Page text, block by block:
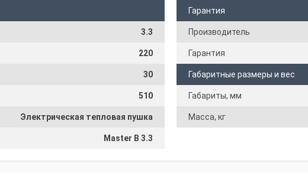
3.3
220
30
510
Электрическая тепловая пушка
Master B 3.3
Гарантия
Производитель
Гарантия
Габаритные размеры и вес
Габариты, мм
Масса, кг